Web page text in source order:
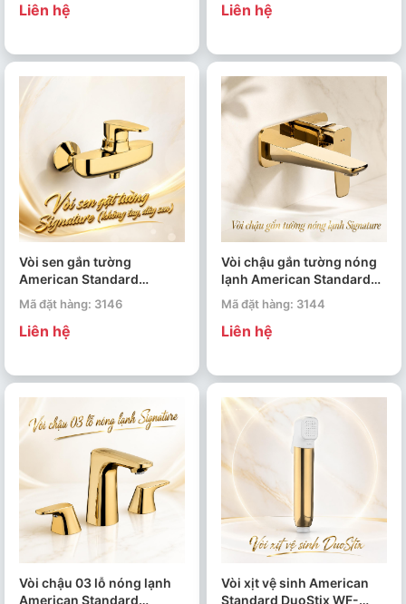
Liên hệ Liên hệ
Vòi sen gắn tường
American Standard
Signature WF-1712NCS
Mã đặt hàng: 3146
Liên hệ
Vòi chậu gắn tường nóng
lạnh American Standard
Signature WF-1704CS
Mã đặt hàng: 3144
Liên hệ
Vòi chậu 03 lỗ nóng lạnh
American Standard
Vòi xịt vệ sinh American
Standard DuoStix WF-